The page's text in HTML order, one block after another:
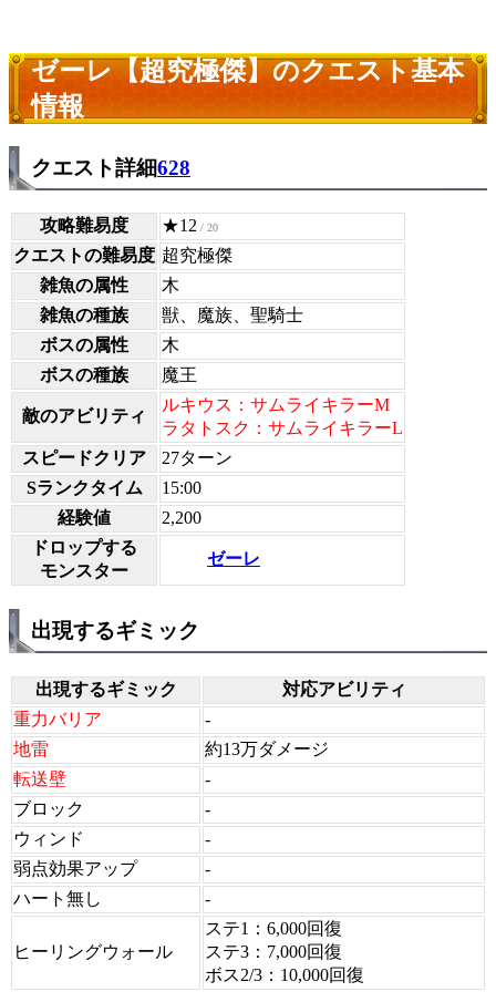
ゼーレ【超究極傑】のクエスト基本
情報
クエスト詳細628
攻略難易度 ★12 / 20
クエストの難易度 超究極傑
雑魚の属性
木
雑魚の種族
獣、魔族、聖騎士
ボスの属性
木
ボスの種族
魔王
敵のアビリティ
ルキウス：サムライキラーM
ラタトスク：サムライキラーL
スピードクリア
27ターン
Sランクタイム
15:00
経験値
2,200
ドロップする
モンスター
ゼーレ
出現するギミック
出現するギミック
対応アビリティ
重力バリア
-
地雷
約13万ダメージ
転送壁
-
ブロック
-
ウィンド
-
弱点効果アップ
-
ハート無し
-
ヒーリングウォール
ステ1：6,000回復
ステ3：7,000回復
ボス2/3：10,000回復